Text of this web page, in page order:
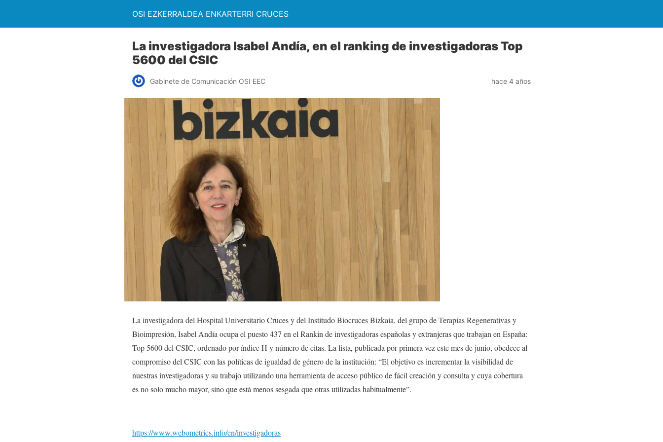
OSI EZKERRALDEA ENKARTERRI CRUCES
La investigadora Isabel Andía, en el ranking de investigadoras Top
5600 del CSIC
Gabinete de Comunicación OSI EEC hace 4 años
La investigadora del Hospital Universitario Cruces y del Institudo Biocruces Bizkaia, del grupo de Terapias Regenerativas y
Bioimpresión, Isabel Andía ocupa el puesto 437 en el Rankin de investigadoras españolas y extranjeras que trabajan en España:
Top 5600 del CSIC, ordenado por índice H y número de citas. La lista, publicada por primera vez este mes de junio, obedece al
compromiso del CSIC con las políticas de igualdad de género de la institución: “El objetivo es incrementar la visibilidad de
nuestras investigadoras y su trabajo utilizando una herramienta de acceso público de fácil creación y consulta y cuya cobertura
es no solo mucho mayor, sino que está menos sesgada que otras utilizadas habitualmente”.
https://www.webometrics.info/en/investigadoras